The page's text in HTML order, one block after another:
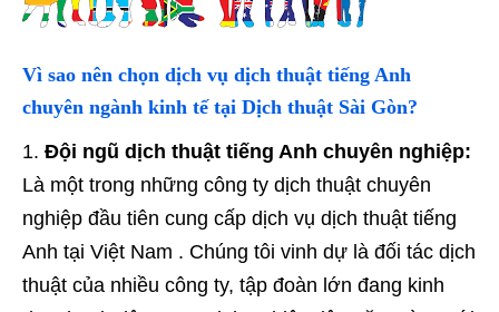
Vì sao nên chọn dịch vụ dịch thuật tiếng Anh
chuyên ngành kinh tế tại Dịch thuật Sài Gòn?
Đội ngũ dịch thuật tiếng Anh chuyên nghiệp:
Là một trong những công ty dịch thuật chuyên
nghiệp đầu tiên cung cấp dịch vụ dịch thuật tiếng
Anh tại Việt Nam . Chúng tôi vinh dự là đối tác dịch
thuật của nhiều công ty, tập đoàn lớn đang kinh